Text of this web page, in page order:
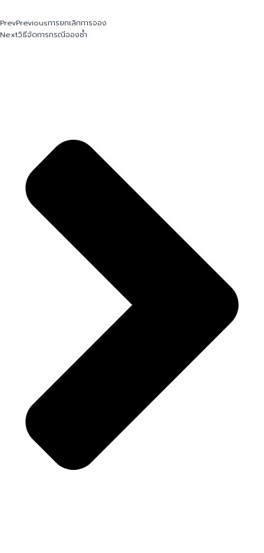
PrevPreviousการยกเลิกการจอง
Nextวิธีจัดการกรณีจองซ้ำ